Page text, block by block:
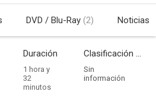
DVD / Blu-Ray (2) Noticias
Duración
1 hora y
32
minutos
Clasificación por edades
Sin
información